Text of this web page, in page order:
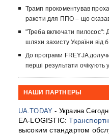
Трамп прокоментував
ракети для ППО – що
"Треба включати пилосос":
шляхи захисту України від
До програми FREYJA
перші результати очікують
НАШИ ПАРТНЕРЫ
UA.TODAY - Украина
EA-LOGISTIC:
высоким стандартом